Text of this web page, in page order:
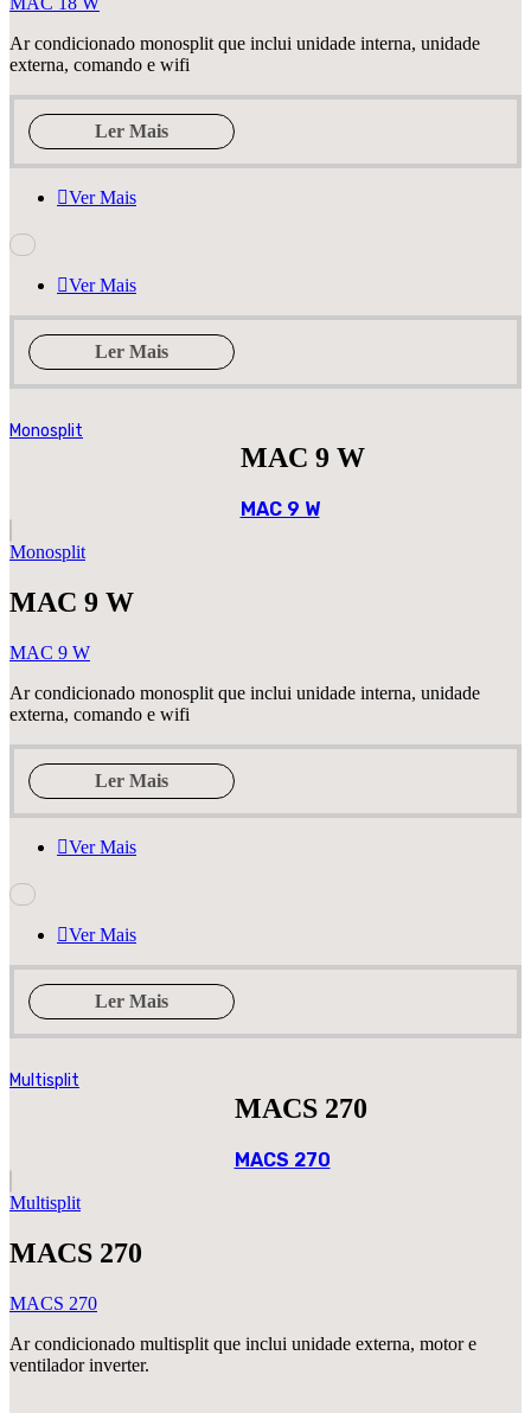
Ar condicionado monosplit que inclui unidade interna, unidade
externa, comando e wifi
Ler Mais
Ver Mais
Ver Mais
Ler Mais
Monosplit
MAC 9 W
MAC 9 W
Monosplit
MAC 9 W
MAC 9 W
Ar condicionado monosplit que inclui unidade interna, unidade
externa, comando e wifi
Ler Mais
Ver Mais
Ver Mais
Ler Mais
Multisplit
MACS 270
MACS 270
Multisplit
MACS 270
MACS 270
Ar condicionado multisplit que inclui unidade externa, motor e
ventilador inverter.